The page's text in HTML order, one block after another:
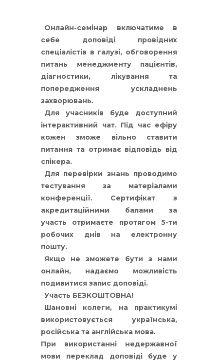
Онлайн-семінар включатиме в
себе доповіді провідних
спеціалістів в галузі, обговорення
питань менеджменту пацієнтів,
діагностики, лікування та
попередження ускладнень
захворювань.
Для учасників буде доступний
інтерактивний чат. Під час ефіру
кожен зможе вільно ставити
питання та отримає відповідь від
спікера.
Для перевірки знань проводимо
тестування за матеріалами
конференції. Сертифікат з
акредитаційними балами за
участь отримаєте протягом 5-ти
робочих днів на електронну
пошту.
Якщо не зможете бути з нами
онлайн, надаємо можливість
подивитися запис доповіді.
Участь БЕЗКОШТОВНА!
Шановні колеги, на практикумі
використовується українська,
російська та англійська мова.
При використанні недержавної
мови переклад доповіді буде у